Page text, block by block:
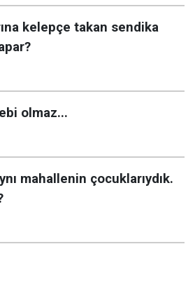
kelepçe takan sendika
olmaz...
mahallenin çocuklarıydık.